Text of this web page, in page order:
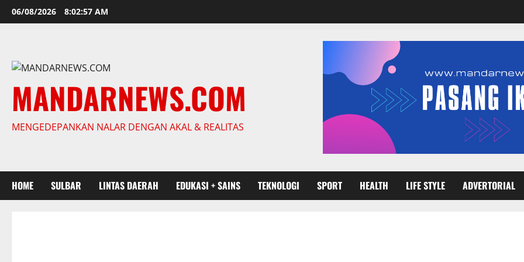
Skip
to
06/08/2026 8:02:58 AM
MANDARNEWS.COM
MENGEDEPANKAN NALAR DENGAN AKAL & REALITAS
HOME SULBAR LINTAS DAERAH EDUKASI + SAINS TEKNOLOGI SPORT HEALTH LIFE STYLE ADVERTORIAL